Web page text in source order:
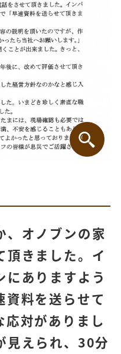
、オノブンの家
頂きました。イ
にありますよう
資料を送らせて
応対がありまし
見えられ、30分